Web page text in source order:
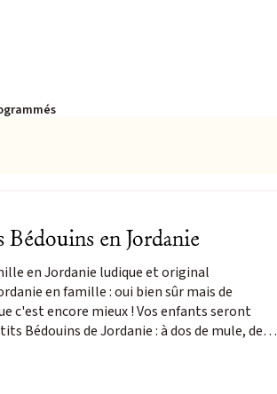
Bédouins en Jordanie
en Jordanie ludique et original
en famille : oui bien sûr mais de
c'est encore mieux ! Vos enfants seront
Bédouins de Jordanie : à dos de mule, de…